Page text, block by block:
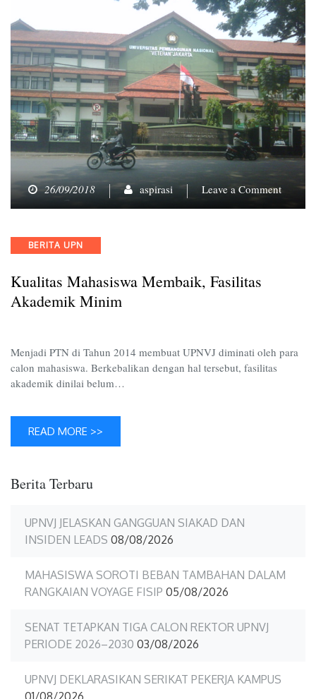
26/09/2018 aspirasi Leave a Commenton
Categories
BERITA UPN
Kualitas Mahasiswa Membaik, Fasilitas
Akademik Minim
Menjadi PTN di Tahun 2014 membuat UPNVJ diminati oleh para
calon mahasiswa. Berkebalikan dengan hal tersebut, fasilitas
akademik dinilai belum…
READ MORE >>
Berita Terbaru
UPNVJ JELASKAN GANGGUAN SIAKAD DAN
INSIDEN LEADS 08/08/2026
MAHASISWA SOROTI BEBAN TAMBAHAN DALAM
RANGKAIAN VOYAGE FISIP 05/08/2026
SENAT TETAPKAN TIGA CALON REKTOR UPNVJ
PERIODE 2026–2030 03/08/2026
UPNVJ DEKLARASIKAN SERIKAT PEKERJA KAMPUS
01/08/2026